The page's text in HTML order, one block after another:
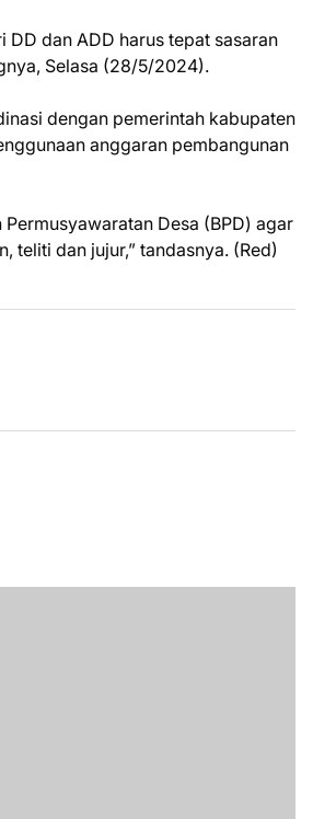
dan ADD harus tepat sasaran
Selasa (28/5/2024).
dengan pemerintah kabupaten
anggaran pembangunan
Desa (BPD) agar
teliti dan jujur,” tandasnya. (Red)